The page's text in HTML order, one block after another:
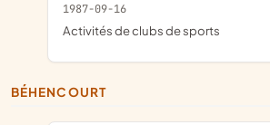
1987-09-16
Activités de clubs de sports
BÉHENCOURT